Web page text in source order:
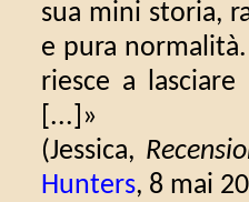
sua mini storia,
e pura
riesce a
[...]»
(Jessica,
Hunters, 8 mai